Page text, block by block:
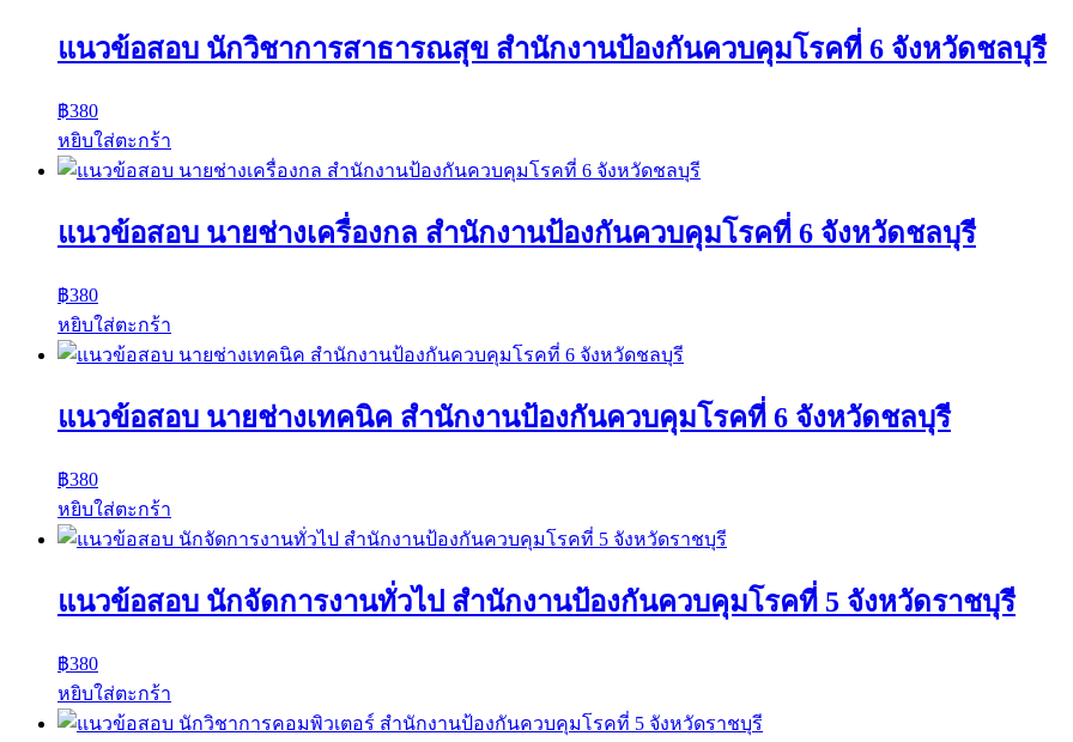
แนวข้อสอบ นักวิชาการสาธารณสุข สํานักงานป้องกันควบคุมโรคที่ 6 จังหวัดชลบุรี
฿380
หยิบใส่ตะกร้า
แนวข้อสอบ นายช่างเครื่องกล สํานักงานป้องกันควบคุมโรคที่ 6 จังหวัดชลบุรี
฿380
หยิบใส่ตะกร้า
แนวข้อสอบ นายช่างเทคนิค สํานักงานป้องกันควบคุมโรคที่ 6 จังหวัดชลบุรี
฿380
หยิบใส่ตะกร้า
แนวข้อสอบ นักจัดการงานทั่วไป สํานักงานป้องกันควบคุมโรคที่ 5 จังหวัดราชบุรี
฿380
หยิบใส่ตะกร้า